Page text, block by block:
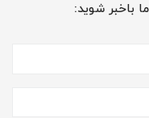
باخبر شوید: